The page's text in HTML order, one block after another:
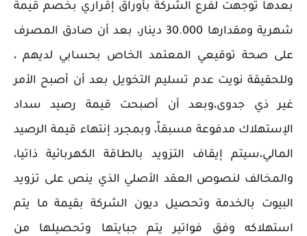
بعدها توجهت لفرع الشركة بأوراق إقراري بخصم قيمة
شهرية ومقدارها 30.000 دينار، بعد أن صادق المصرف
على صحة توقيعي المعتمد الخاص بحسابي لديهم ،
وللحقيقة نويت عدم تسليم التخويل بعد أن أصبح الأمر
غير ذي جدوى،وبعد أن أصبحت قيمة رصيد سداد
الإستهلاك مدفوعة مسبقاً، وبمجرد إنتهاء قيمة الرصيد
المالي،سيتم إيقاف التزويد بالطاقة الكهربائية ذاتيا،
والمخالف لنصوص العقد الأصلي الذي ينص على تزويد
البيوت بالخدمة وتحصيل ديون الشركة بقيمة ما يتم
استهلاكه وفق فواتير يتم جبايتها وتحصيلها من